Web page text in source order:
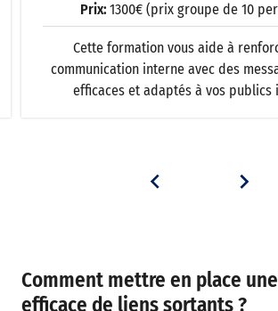
Prix: 1300€ (prix groupe de 10
Cette formation vous aide à
communication interne avec des
efficaces et adaptés à vos publics
Comment mettre en place
efficace de liens sortants ?